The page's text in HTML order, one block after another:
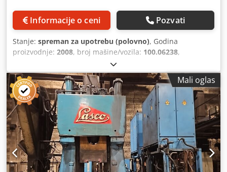
Informacije o ceni Pozvati
Stanje: spreman za upotrebu (polovno), Godina
proizvodnje: 2008, broj mašine/vozila: 100.06238,
potpuno funkcionalan
kovačka presa (H2) Djdjziw Nlepfx Afujwa Proizvođač:
LASCO Tip: HO - U 630 SO Godina proizvodnje: 2008
Energija udarca: 63 kJ Frekvencija udara: cca 85/min Brzina
čekića: do 5 m/sek Hod čekića: 520 do 760 mm Dubina
čekića: 750 mm Težina čekića: 4.300 kg Centralno
podmazivanje pod pritiskom ulja Filter krug sa hlađenjem
Mali oglas